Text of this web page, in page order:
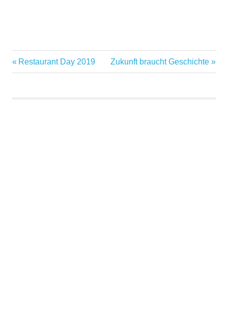
Beitragsnavigation
Vorheriger
Beitrag:
Restaurant Day 2019
Nächster
Beitrag:
Zukunft braucht Geschichte